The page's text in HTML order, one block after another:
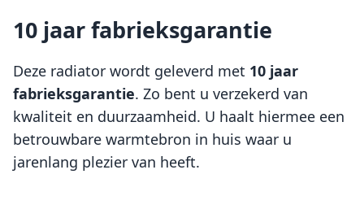
10 jaar fabrieksgarantie
Deze radiator wordt geleverd met 10 jaar
fabrieksgarantie. Zo bent u verzekerd van
kwaliteit en duurzaamheid. U haalt hiermee een
betrouwbare warmtebron in huis waar u
jarenlang plezier van heeft.